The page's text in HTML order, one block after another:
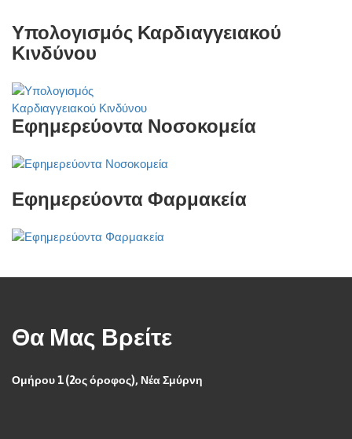
Υπολογισμός Καρδιαγγειακού
Κινδύνου
Εφημερεύοντα Νοσοκομεία
Εφημερεύοντα Φαρμακεία
Θα Μας Βρείτε
Ομήρου 1 (2ος όροφος), Νέα Σμύρνη